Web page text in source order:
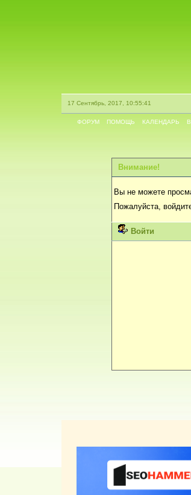
17 Сентябрь, 2017, 10:55:41
ФОРУМ ПОМОЩЬ КАЛЕНДАРЬ
Внимание!
Вы не можете
Пожалуйста,
Войти